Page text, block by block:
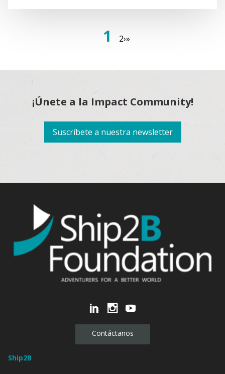
1 2›»
¡Únete a la Impact Community!
Suscríbete a nuestra newsletter
Contáctanos
Ship2B